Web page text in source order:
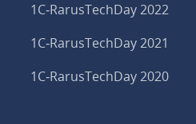
1C‑RarusTechDay 2022
1C‑RarusTechDay 2021
1C‑RarusTechDay 2020